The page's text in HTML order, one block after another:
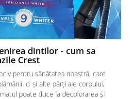
dintilor - cum sa
Crest
pentru sănătatea noastră, care
ci și alte părți ale corpului,
poate duce la decolorarea și